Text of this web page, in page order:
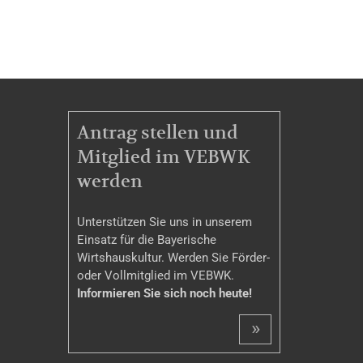
MITGLIEDSCHAFT
Antrag stellen und
Mitglied im VEBWK
werden
Unterstützen Sie uns in unserem
Einsatz für die Bayerische
Wirtshauskultur. Werden Sie Förder-
oder Vollmitglied im VEBWK.
Informieren Sie sich noch heute!
»